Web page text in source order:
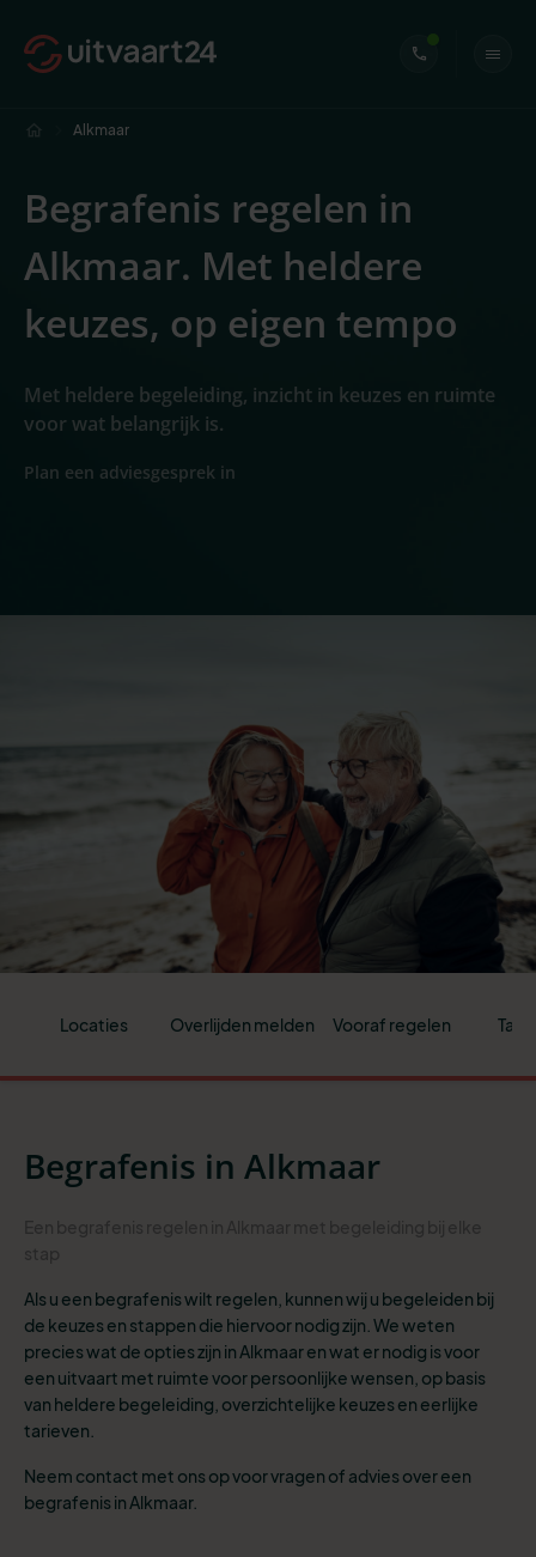
Alkmaar
Begrafenis regelen in
Alkmaar. Met heldere
keuzes, op eigen tempo
Met heldere begeleiding, inzicht in keuzes en ruimte
voor wat belangrijk is.
Plan een adviesgesprek in
Locaties Overlijden melden Vooraf regelen
Begrafenis in Alkmaar
Als u een begrafenis wilt regelen, kunnen wij u begeleiden bij
de keuzes en stappen die hiervoor nodig zijn. We weten
precies wat de opties zijn in Alkmaar en wat er nodig is voor
een uitvaart met ruimte voor persoonlijke wensen, op basis
van heldere begeleiding, overzichtelijke keuzes en eerlijke
tarieven.
Neem contact met ons op voor vragen of advies over een
begrafenis in Alkmaar.